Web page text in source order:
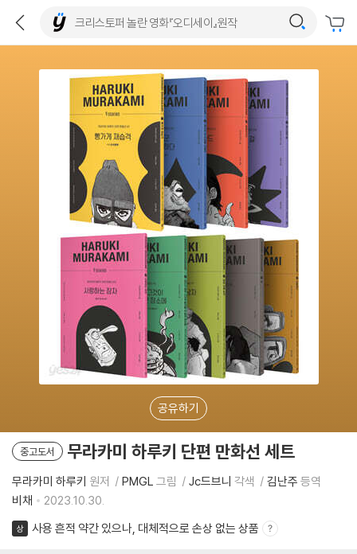
공유하기
중고도서 무라카미 하루키 단편 만화선 세트
무라카미 하루키 원저 PMGL 그림 Jc드브니 각색 김난주 등역
비채
2023.10.30.
상 사용 흔적 약간 있으나, 대체적으로 손상 없는 상품